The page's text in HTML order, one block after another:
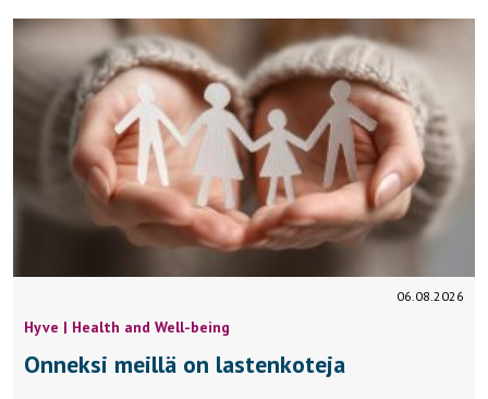
06.08.2026
Hyve | Health and Well-being
Onneksi meillä on lastenkoteja